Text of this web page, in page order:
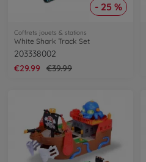
- 25 %
Coffrets jouets & stations
White Shark Track Set
203338002
€29.99
€39.99